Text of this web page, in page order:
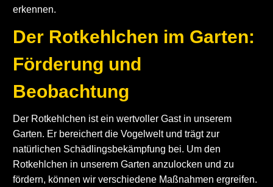
erkennen.
Der Rotkehlchen im Garten:
Förderung und
Beobachtung
Der Rotkehlchen ist ein wertvoller Gast in unserem
Garten. Er bereichert die Vogelwelt und trägt zur
natürlichen Schädlingsbekämpfung bei. Um den
Rotkehlchen in unserem Garten anzulocken und zu
fördern, können wir verschiedene Maßnahmen ergreifen.